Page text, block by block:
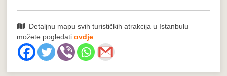
Detaljnu mapu svih turističkih atrakcija u Istanbulu
možete pogledatiovdje